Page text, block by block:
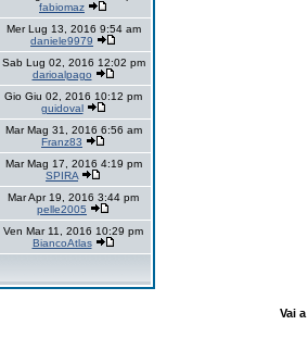
fabiomaz
Mer Lug 13, 2016 9:54 am
daniele9979
Sab Lug 02, 2016 12:02 pm
darioalpago
Gio Giu 02, 2016 10:12 pm
guidoval
Mar Mag 31, 2016 6:56 am
Franz83
Mar Mag 17, 2016 4:19 pm
SPIRA
Mar Apr 19, 2016 3:44 pm
pelle2005
Ven Mar 11, 2016 10:29 pm
BiancoAtlas
Vai a